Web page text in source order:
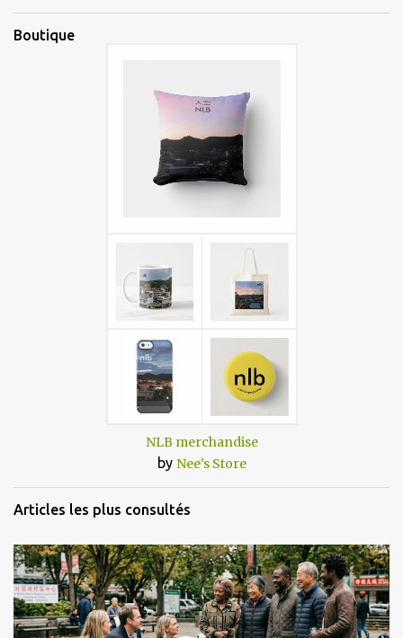
Boutique
NLB merchandise
by Nee's Store
Articles les plus consultés